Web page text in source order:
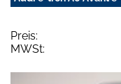
Preis:
MWSt: